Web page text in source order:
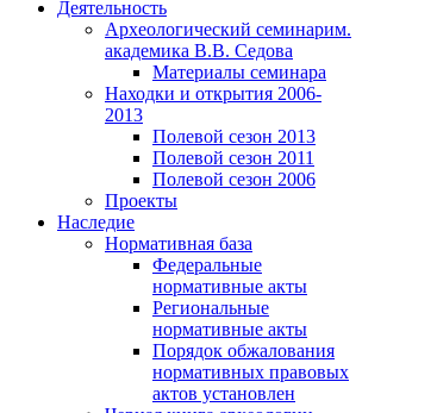
Деятельность
Археологический семинарим.
академика В.В. Седова
Материалы семинара
Находки и открытия 2006-
2013
Полевой сезон 2013
Полевой сезон 2011
Полевой сезон 2006
Проекты
Наследие
Нормативная база
Федеральные
нормативные акты
Региональные
нормативные акты
Порядок обжалования
нормативных правовых
актов установлен